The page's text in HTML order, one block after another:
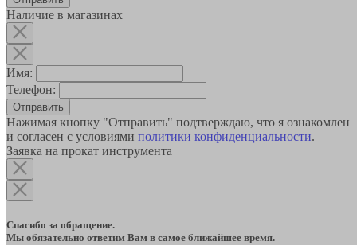
Наличие в магазинах
Имя:
Телефон:
Отправить
Нажимая кнопку "Отправить" подтверждаю, что я ознакомлен
и согласен с условиями политики конфиденциальности.
Заявка на прокат инструмента
Спасибо за обращение.
Мы обязательно ответим Вам в самое ближайшее время.